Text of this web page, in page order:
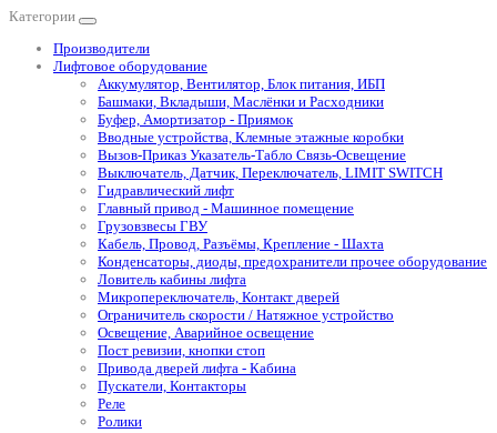
Категории
Производители
Лифтовое оборудование
Аккумулятор, Вентилятор, Блок питания, ИБП
Башмаки, Вкладыши, Маслёнки и Расходники
Буфер, Амортизатор - Приямок
Вводные устройства, Клемные этажные коробки
Вызов-Приказ Указатель-Табло Связь-Освещение
Выключатель, Датчик, Переключатель, LIMIT SWITCH
Гидравлический лифт
Главный привод - Машинное помещение
Грузовзвесы ГВУ
Кабель, Провод, Разъёмы, Крепление - Шахта
Конденсаторы, диоды, предохранители прочее оборудование
Ловитель кабины лифта
Микропереключатель, Контакт дверей
Ограничитель скорости / Натяжное устройство
Освещение, Аварийное освещение
Пост ревизии, кнопки стоп
Привода дверей лифта - Кабина
Пускатели, Контакторы
Реле
Ролики